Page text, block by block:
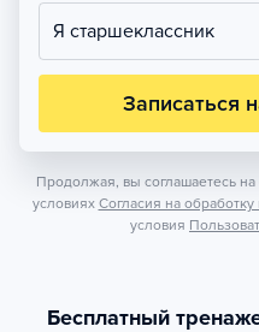
Я старшеклассник
Записаться
Продолжая, вы соглашаетесь
условиях Согласия на
условия
Бесплатный